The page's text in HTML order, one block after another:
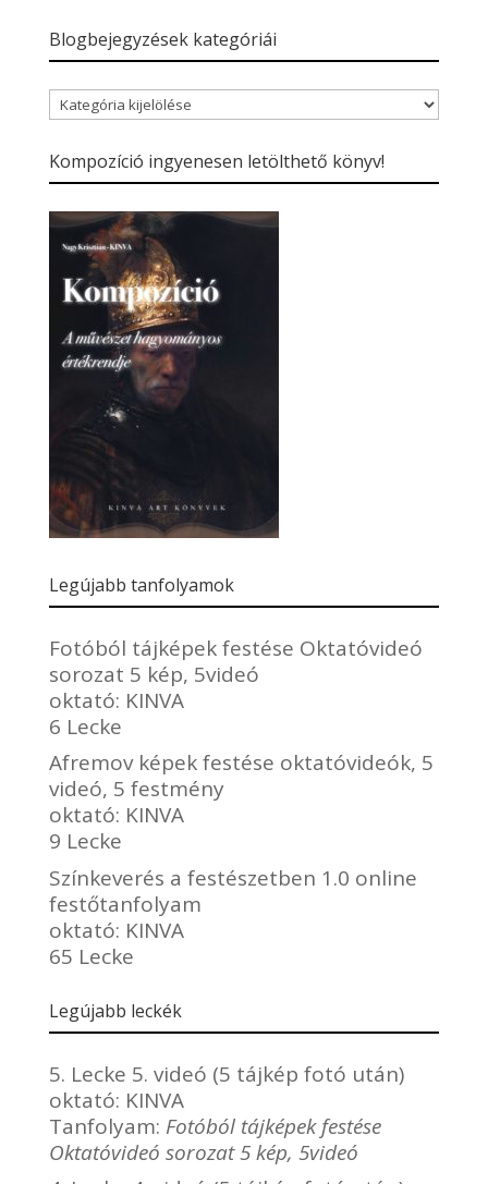
Blogbejegyzések kategóriái
Blogbejegyzések
kategóriái
Kompozíció ingyenesen letölthető könyv!
Legújabb tanfolyamok
Fotóból tájképek festése Oktatóvideó
sorozat 5 kép, 5videó
oktató: KINVA
6 Lecke
Afremov képek festése oktatóvideók, 5
videó, 5 festmény
oktató: KINVA
9 Lecke
Színkeverés a festészetben 1.0 online
festőtanfolyam
oktató: KINVA
65 Lecke
Legújabb leckék
5. Lecke 5. videó (5 tájkép fotó után)
oktató: KINVA
Tanfolyam: Fotóból tájképek festése
Oktatóvideó sorozat 5 kép, 5videó